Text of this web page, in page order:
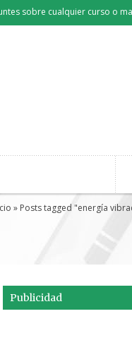
sobre cualquier curso o
» Posts tagged "energía
Publicidad